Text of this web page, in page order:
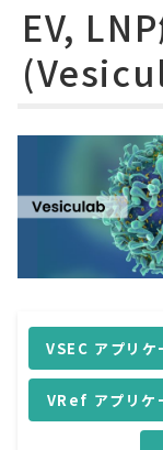
EV,
VSEC アプリケ
VRef アプリケ